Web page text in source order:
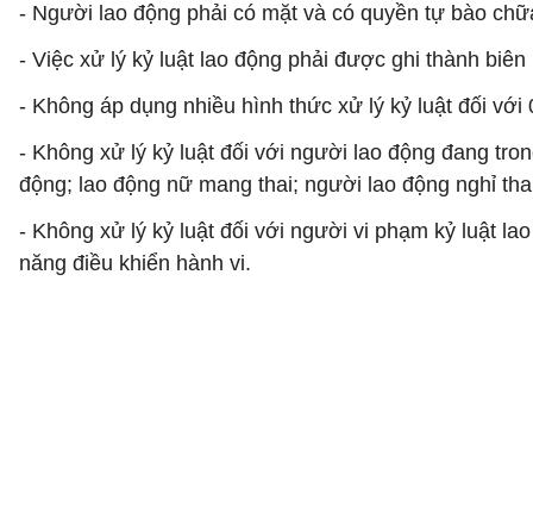
- Người lao động phải có mặt và có quyền tự bào
- Việc xử lý kỷ luật lao động phải được ghi thành biên
- Không áp dụng nhiều hình thức xử lý kỷ luật đối với
- Không xử lý kỷ luật đối với người lao động đang
động; lao động nữ mang thai; người lao động nghỉ
- Không xử lý kỷ luật đối với người vi phạm kỷ luật
năng điều khiển hành vi.